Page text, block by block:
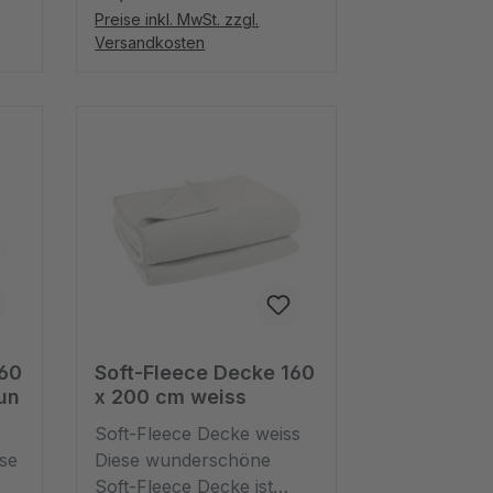
sich als Tagesdecke
eignende Plaid ist lila, ja
eher violett und sorgt in
über der Couch oder als
Bettdecke.- Feinwäsche
30°Grad (ohne
Weichspüler)- nicht für
den Trockner geeignet
Preise inkl. MwSt. zzgl.
Versandkosten
Soft-Fleece Decke 160
x 200 cm weiss
Soft-Fleece Decke weiss
Diese wunderschöne
Soft-Fleece Decke ist